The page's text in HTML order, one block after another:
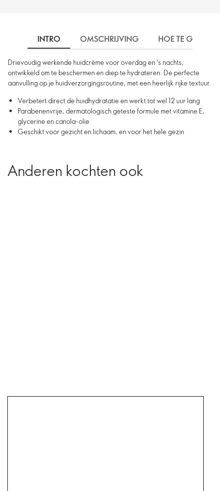
INTRO OMSCHRIJVING HOE TE
Drievoudig werkende huidcrème voor overdag en 's nachts,
ontwikkeld om te beschermen en diep te hydrateren. De perfecte
aanvulling op je huidverzorgingsroutine, met een heerlijk rijke textuur.
Verbetert direct de huidhydratatie en werkt tot wel 12 uur lang
Parabenenvrije, dermatologisch geteste formule met vitamine E,
glycerine en canola-olie
Geschikt voor gezicht en lichaam, en voor het hele gezin
Anderen kochten ook